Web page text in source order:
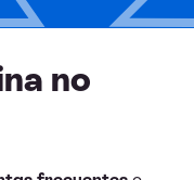
no